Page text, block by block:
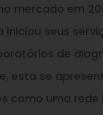
mercado em
iniciou seus
de
esta se
como uma